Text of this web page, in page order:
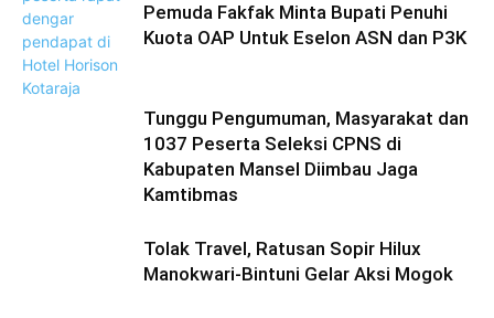
Pemuda Fakfak Minta Bupati Penuhi
Kuota OAP Untuk Eselon ASN dan P3K
Tunggu Pengumuman, Masyarakat dan
1037 Peserta Seleksi CPNS di
Kabupaten Mansel Diimbau Jaga
Kamtibmas
Tolak Travel, Ratusan Sopir Hilux
Manokwari-Bintuni Gelar Aksi Mogok